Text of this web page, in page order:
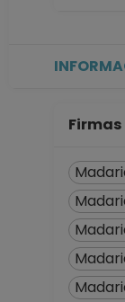
Firmas